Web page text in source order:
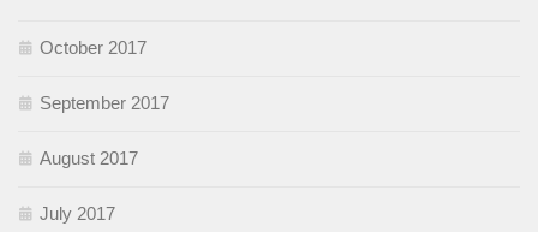
October 2017
September 2017
August 2017
July 2017